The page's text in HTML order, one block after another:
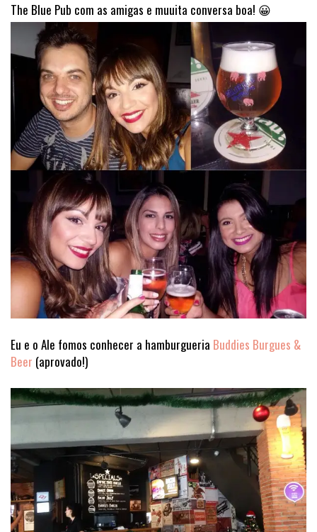
The Blue Pub com as amigas e muuita conversa boa! 😀
Eu e o Ale fomos conhecer a hamburgueria Buddies Burgues &
Beer (aprovado!)